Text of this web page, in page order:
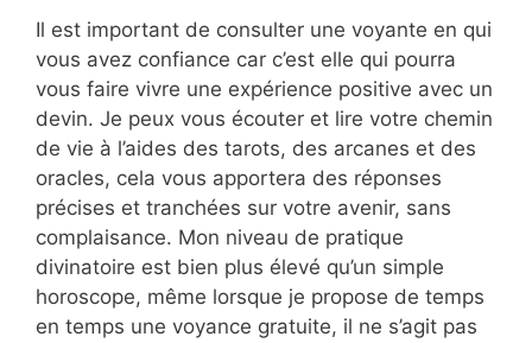
Il est important de consulter une voyante en qui
vous avez confiance car c’est elle qui pourra
vous faire vivre une expérience positive avec un
devin. Je peux vous écouter et lire votre chemin
de vie à l’aides des tarots, des arcanes et des
oracles, cela vous apportera des réponses
précises et tranchées sur votre avenir, sans
complaisance. Mon niveau de pratique
divinatoire est bien plus élevé qu’un simple
horoscope, même lorsque je propose de temps
en temps une voyance gratuite, il ne s’agit pas